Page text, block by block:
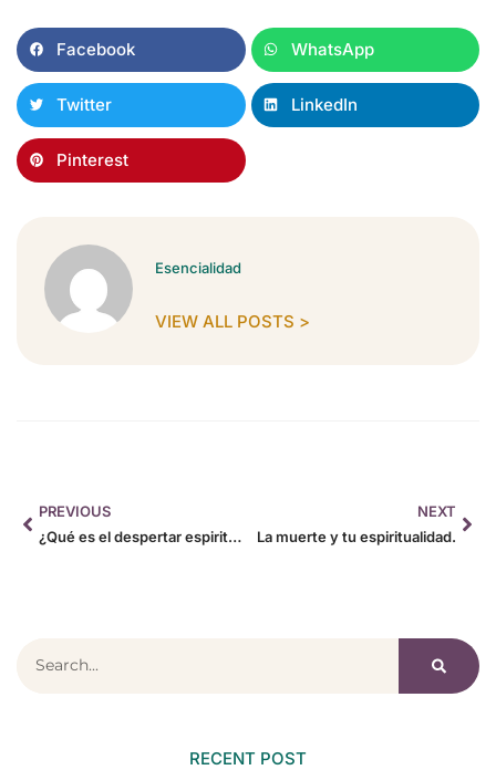
Facebook WhatsApp
Twitter LinkedIn
Pinterest
Esencialidad
VIEW ALL POSTS >
PREVIOUS
¿Qué es el despertar espiritual?
NEXT
La muerte y tu espiritualidad.
RECENT POST